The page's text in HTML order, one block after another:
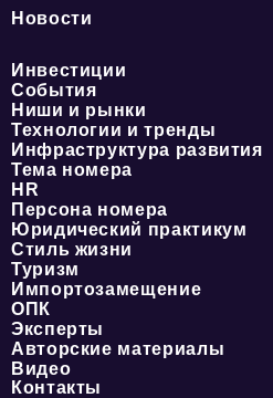
Новости
Инвестиции
События
Ниши и рынки
Технологии и тренды
Инфраструктура развития
Тема номера
HR
Персона номера
Юридический практикум
Стиль жизни
Туризм
Импортозамещение
ОПК
Эксперты
Авторские материалы
Видео
Контакты